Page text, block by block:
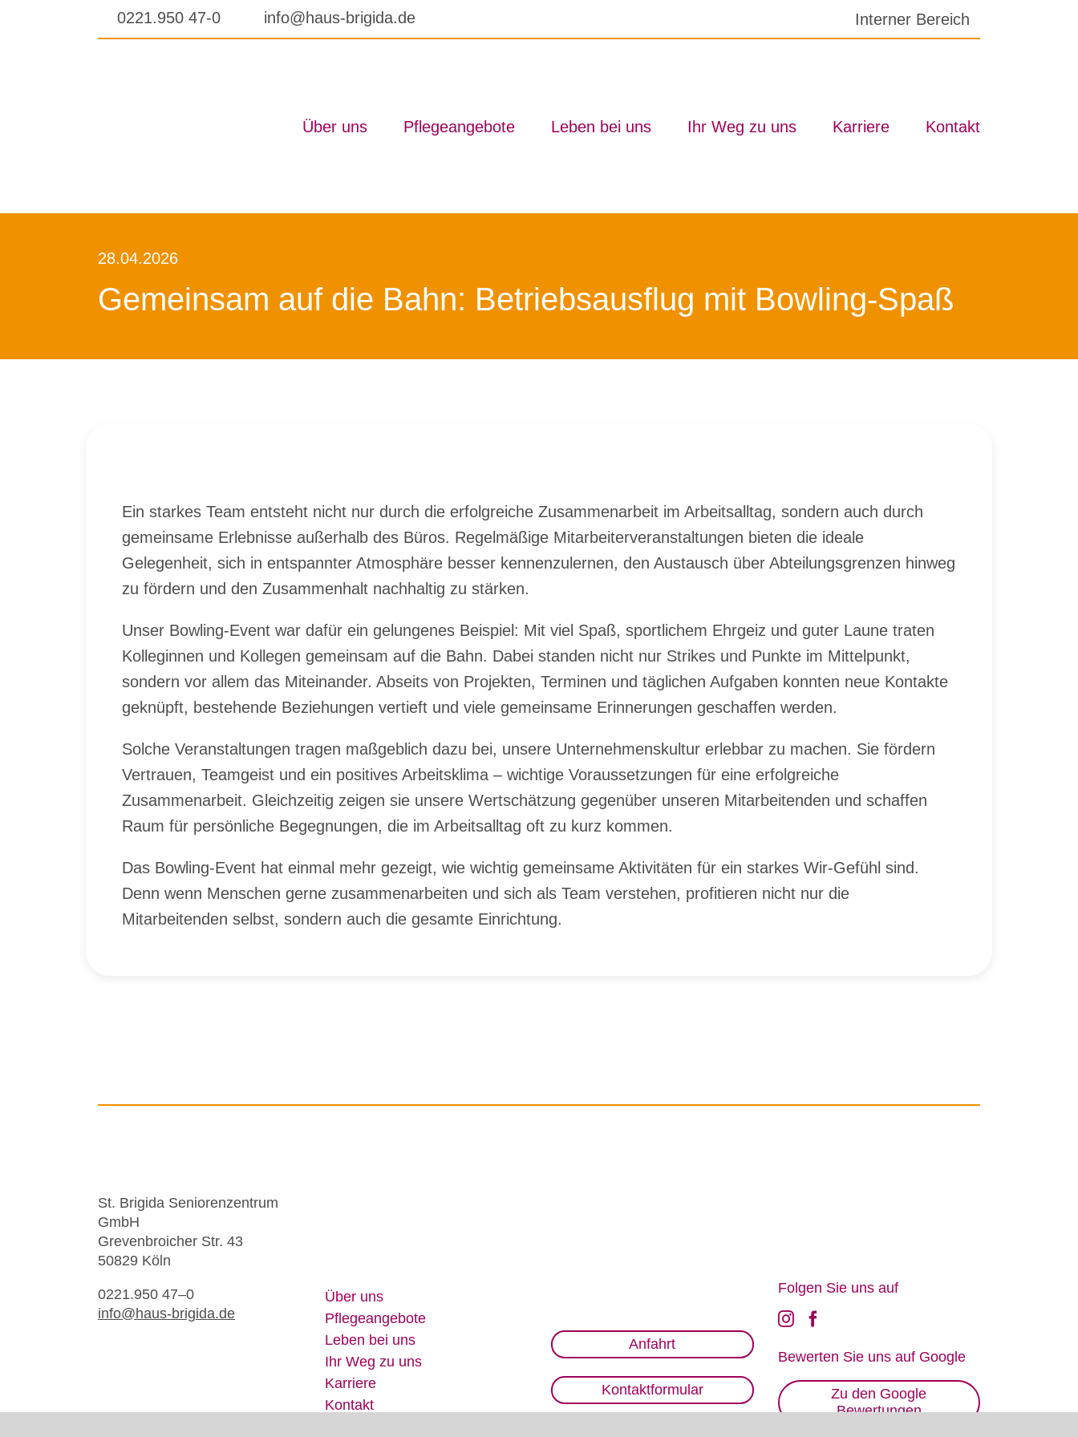
0221.950 47-0 info@haus-brigida.de In­ter­ner Be­reich
Über uns Pfle­ge­an­ge­bo­te Le­ben bei uns Ihr Weg zu uns Kar­rie­re Kon­takt
28.04.2026
Ge­mein­sam auf die Bahn: Be­triebs­aus­flug mit Bow­ling-Spaß
Ein star­kes Team ent­steht nicht nur durch die er­folg­rei­che Zu­sam­men­ar­beit im Ar­beits­all­tag, son­dern auch durch
ge­mein­sa­me Er­leb­nis­se au­ßer­halb des Bü­ros. Re­gel­mä­ßi­ge Mit­ar­bei­ter­ver­an­stal­tun­gen bie­ten die idea­le
Ge­le­gen­heit, sich in ent­spann­ter At­mo­sphä­re bes­ser ken­nen­zu­ler­nen, den Aus­tausch über Ab­tei­lungs­gren­zen hin­weg
zu för­dern und den Zu­sam­men­halt nach­hal­tig zu stär­ken.
Un­ser Bow­ling-Event war da­für ein ge­lun­ge­nes Bei­spiel: Mit viel Spaß, sport­li­chem Ehr­geiz und gu­ter Lau­ne tra­ten
Kol­le­gin­nen und Kol­le­gen ge­mein­sam auf die Bahn. Da­bei stan­den nicht nur Strikes und Punk­te im Mit­tel­punkt,
son­dern vor al­lem das Mit­ein­an­der. Ab­seits von Pro­jek­ten, Ter­mi­nen und täg­li­chen Auf­ga­ben konn­ten neue Kon­tak­te
ge­knüpft, be­stehen­de Be­zie­hun­gen ver­tieft und vie­le ge­mein­sa­me Er­in­ne­run­gen ge­schaf­fen wer­den.
Sol­che Ver­an­stal­tun­gen tra­gen maß­geb­lich dazu bei, un­se­re Un­ter­neh­mens­kul­tur er­leb­bar zu ma­chen. Sie för­dern
Ver­trau­en, Team­geist und ein po­si­ti­ves Ar­beits­kli­ma – wich­ti­ge Vor­aus­set­zun­gen für eine er­folg­rei­che
Zu­sam­men­ar­beit. Gleich­zei­tig zei­gen sie un­se­re Wert­schät­zung ge­gen­über un­se­ren Mit­ar­bei­ten­den und schaf­fen
Raum für per­sön­li­che Be­geg­nun­gen, die im Ar­beits­all­tag oft zu kurz kom­men.
Das Bow­ling-Event hat ein­mal mehr ge­zeigt, wie wich­tig ge­mein­sa­me Ak­ti­vi­tä­ten für ein star­kes Wir-Ge­fühl sind.
Denn wenn Men­schen ger­ne zu­sam­men­ar­bei­ten und sich als Team ver­ste­hen, pro­fi­tie­ren nicht nur die
Mit­ar­bei­ten­den selbst, son­dern auch die ge­sam­te Ein­rich­tung.
St. Bri­gi­da Se­nio­ren­zen­trum
GmbH
Gre­ven­broi­cher Str. 43
50829 Köln
0221.950 47–0
info@​haus-​brigida.​de
Über uns
Pfle­ge­an­ge­bo­te
Le­ben bei uns
Ihr Weg zu uns
Kar­rie­re
Kon­takt
Anfahrt
Kontaktformular
Fol­gen Sie uns auf
Be­wer­ten Sie uns auf Goog­le
Zu den Google
Bewertungen